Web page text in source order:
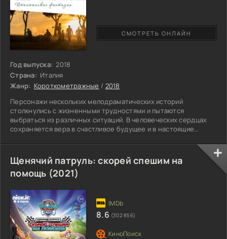
Год выпуска: 2018
Страна: Италия
Жанр: Короткометражные / 2018
Персонажи нескольких мелодраматических историй
столкнулись с жизненными трудностями и пытаются
выбраться из различных ситуаций. В человеческих сердцах
сохраняется вера в счастливое будущее и в настоящие
преодолевают всевозможные препятствия. Избавляясь от
сомнений, итальянские жители добиваются цели, и радуются
возможности изменить жизнь к лучшему. Небезразличный
молодой человек замечает в трамвае маленькую девочку без
СМОТРЕТЬ ОНЛАЙН
Щенячий патруль: скорей спешим на
помощь (2021)
8.6 (302 856)